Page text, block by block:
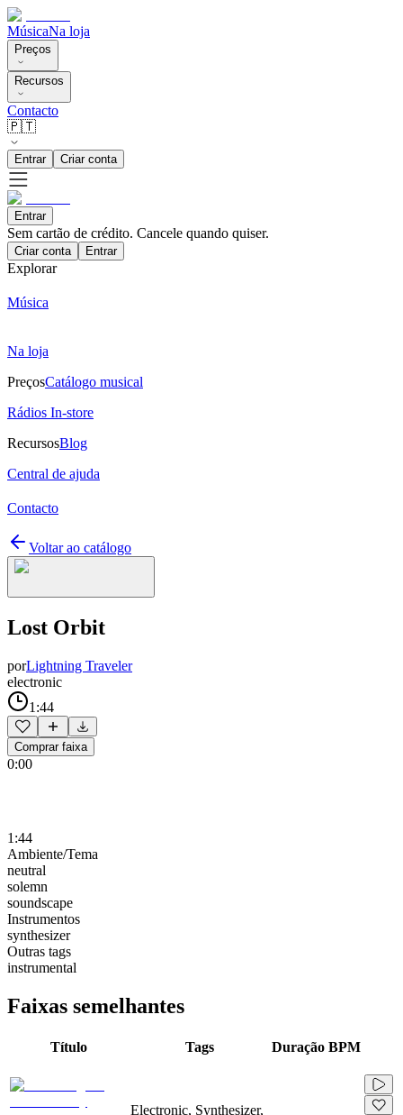
MúsicaNa loja
Preços
Recursos
Contacto
🇵🇹
Entrar Criar conta
Entrar
Sem cartão de crédito. Cancele quando quiser.
Criar conta Entrar
Explorar
Música
Na loja
PreçosCatálogo musical
Rádios In-store
RecursosBlog
Central de ajuda
Contacto
Voltar ao catálogo
Lost Orbit
porLightning Traveler
electronic
1:44
Comprar faixa
0:00
1:44
Ambiente/Tema
neutral
solemn
soundscape
Instrumentos
synthesizer
Outras tags
instrumental
Faixas semelhantes
Título Tags Duração BPM
Electronic, Synthesizer,